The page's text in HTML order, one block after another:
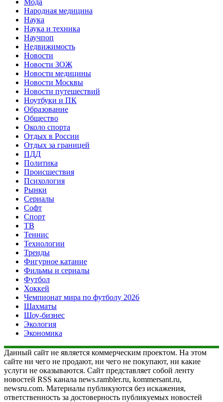
Народная медицина
Наука
Наука и техника
Научпоп
Недвижимость
Новости
Новости ЗОЖ
Новости медицины
Новости Москвы
Новости путешествий
Ноутбуки и ПК
Образование
Общество
Около спорта
Отдых в России
Отдых за границей
ПДД
Политика
Происшествия
Психология
Рынки
Сериалы
Софт
Спорт
ТВ
Теннис
Технологии
Тренды
Фигурное катание
Фильмы и сериалы
Футбол
Хоккей
Чемпионат мира по футболу 2026
Шахматы
Шоу-бизнес
Экология
Экономика
Данный сайт не является коммерческим проектом. На этом
сайте ни чего не продают, ни чего не покупают, ни какие
услуги не оказываются. Сайт представляет собой ленту
новостей RSS канала news.rambler.ru, kommersant.ru,
newsru.com. Материалы публикуются без искажения,
ответственность за достоверность публикуемых новостей